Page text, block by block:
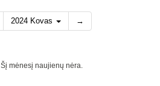
2024 Kovas →
Šį mėnesį naujienų nėra.